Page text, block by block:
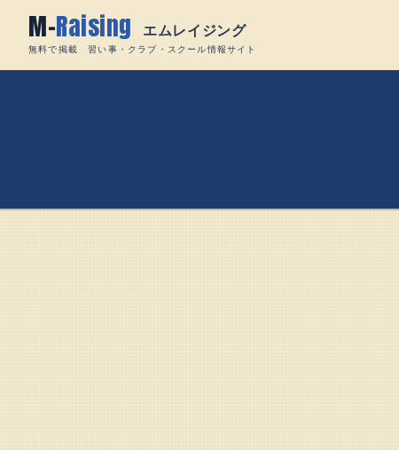
content
M-Raising エムレイジング
無料で掲載 習い事・クラブ・スクール情報サイト